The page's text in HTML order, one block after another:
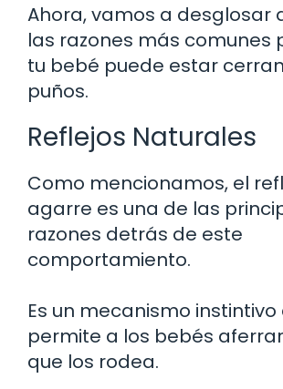
Ahora, vamos a desglosar
las razones más comunes
tu bebé puede estar
puños.
Reflejos Naturales
Como mencionamos, el
agarre es una de las
razones detrás de este
comportamiento.
Es un mecanismo instintivo
permite a los bebés
que los rodea.